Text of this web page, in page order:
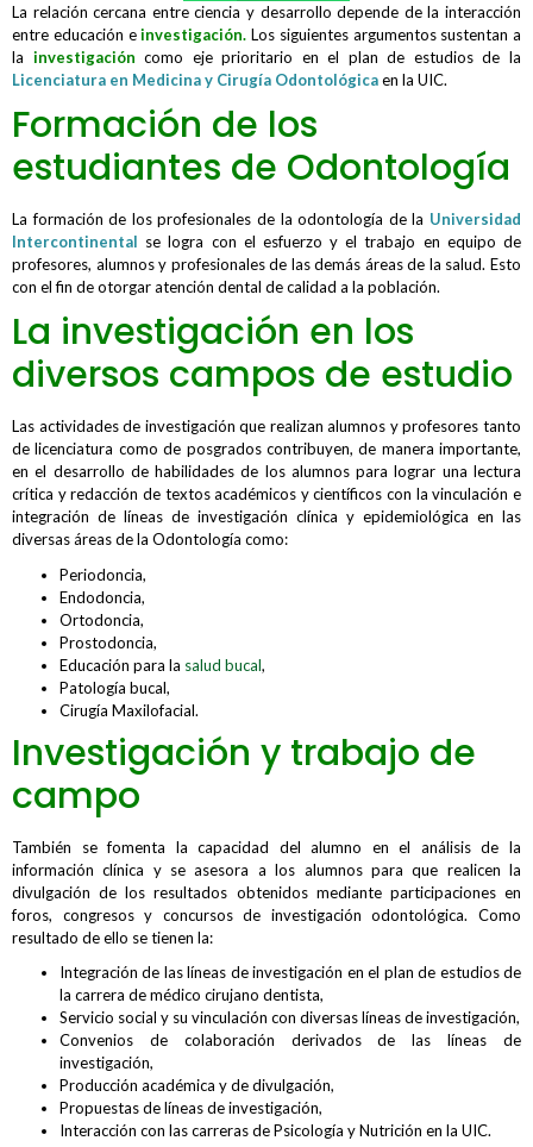
La relación cercana entre ciencia y desarrollo depende de la interacción
entre educación einvestigación. Los siguientes argumentos sustentan a
la investigación como eje prioritario en el plan de estudios de la
Licenciatura en Medicina y Cirugía Odontológicaen la UIC.
Formación de los
estudiantes de Odontología
La formación de los profesionales de la odontología de la Universidad
Intercontinental se logra con el esfuerzo y el trabajo en equipo de
profesores, alumnos y profesionales de las demás áreas de la salud. Esto
con el fin de otorgar atención dental de calidad a la población.
La investigación en los
diversos campos de estudio
Las actividades de investigación que realizan alumnos y profesores tanto
de licenciatura como de posgrados contribuyen, de manera importante,
en el desarrollo de habilidades de los alumnos para lograr una lectura
crítica y redacción de textos académicos y científicos con la vinculación e
integración de líneas de investigación clínica y epidemiológica en las
diversas áreas de la Odontología como:
Periodoncia,
Endodoncia,
Ortodoncia,
Prostodoncia,
Educación para la salud bucal,
Patología bucal,
Cirugía Maxilofacial.
Investigación y trabajo de
campo
También se fomenta la capacidad del alumno en el análisis de la
información clínica y se asesora a los alumnos para que realicen la
divulgación de los resultados obtenidos mediante participaciones en
foros, congresos y concursos de investigación odontológica. Como
resultado de ello se tienen la:
Integración de las líneas de investigación en el plan de estudios de
la carrera de médico cirujano dentista,
Servicio social y su vinculación con diversas líneas de investigación,
Convenios de colaboración derivados de las líneas de
investigación,
Producción académica y de divulgación,
Propuestas de líneas de investigación,
Interacción con las carreras de Psicología y Nutrición en la UIC.